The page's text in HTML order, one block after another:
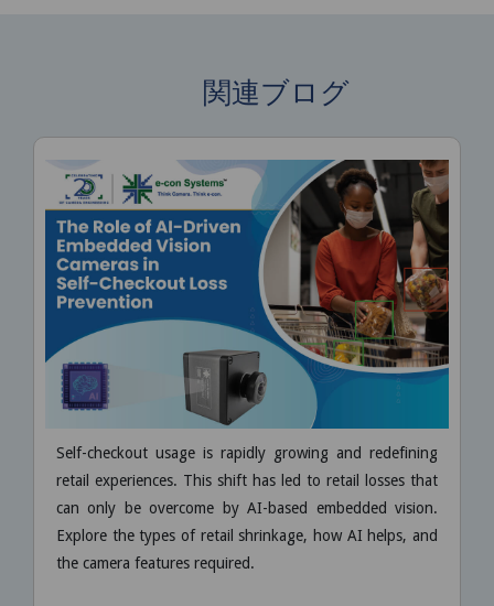
関連ブログ
Self-checkout usage is rapidly growing and redefining
retail experiences. This shift has led to retail losses that
can only be overcome by AI-based embedded vision.
Explore the types of retail shrinkage, how AI helps, and
the camera features required.